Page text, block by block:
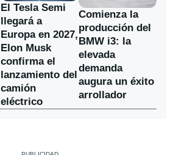
El Tesla Semi
llegará a
Europa en 2027,
Elon Musk
confirma el
lanzamiento del
camión
eléctrico
Comienza la
producción del
BMW i3: la
elevada
demanda
augura un éxito
arrollador